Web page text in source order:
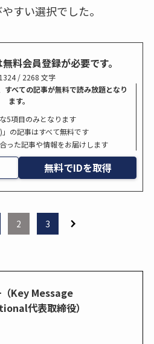
すい選択でした。
料会員登録が必要です。
/ 2268 文字
すべての記事が無料で読み放題となり
ます。
5項目のみとなります
」の記事はすべて無料です
った記事や情報をお届けします
無料でIDを取得
2 3
Key Message
代表取締役）